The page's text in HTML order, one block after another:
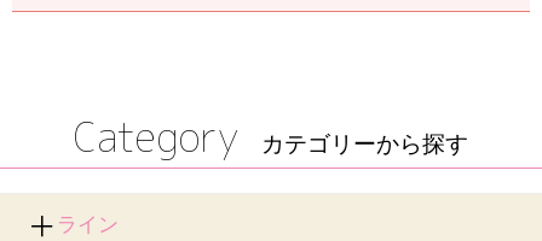
Category カテゴリーから探す
ライン